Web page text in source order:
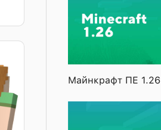
Майнкрафт ПЕ 1.26